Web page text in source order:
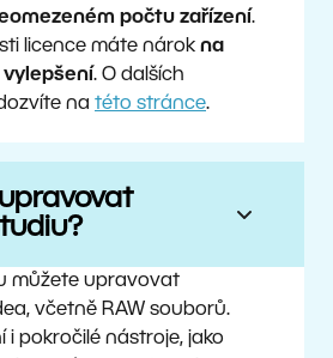
počtu zařízení .
licence máte nárok na
. O dalších
na této stránce.
můžete upravovat
včetně RAW souborů.
i pokročilé nástroje, jako